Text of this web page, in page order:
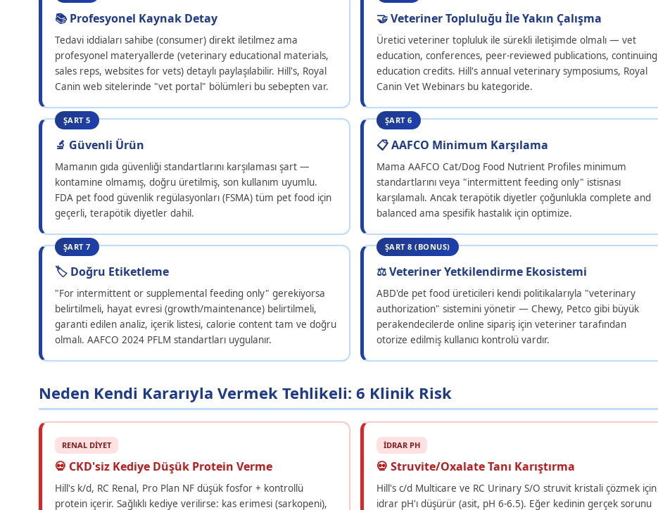
📚 Profesyonel Kaynak Detay
Tedavi iddiaları sahibe (consumer) direkt iletilmez ama
profesyonel materyallerde (veterinary educational materials,
sales reps, websites for vets) detaylı paylaşılabilir. Hill's, Royal
Canin web sitelerinde "vet portal" bölümleri bu sebepten var.
🤝 Veteriner Topluluğu İle Yakın Çalışma
Üretici veteriner topluluk ile sürekli iletişimde olmalı — vet
education, conferences, peer-reviewed publications, continuing
education credits. Hill's annual veterinary symposiums, Royal
Canin Vet Webinars bu kategoride.
ŞART 5
🔬 Güvenli Ürün
Mamanın gıda güvenliği standartlarını karşılaması şart —
kontamine olmamış, doğru üretilmiş, son kullanım uyumlu.
FDA pet food güvenlik regülasyonları (FSMA) tüm pet food için
geçerli, terapötik diyetler dahil.
ŞART 6
📋 AAFCO Minimum Karşılama
Mama AAFCO Cat/Dog Food Nutrient Profiles minimum
standartlarını veya "intermittent feeding only" istisnası
karşılamalı. Ancak terapötik diyetler çoğunlukla complete and
balanced ama spesifik hastalık için optimize.
ŞART 7
🏷️ Doğru Etiketleme
"For intermittent or supplemental feeding only" gerekiyorsa
belirtilmeli, hayat evresi (growth/maintenance) belirtilmeli,
garanti edilen analiz, içerik listesi, calorie content tam ve doğru
olmalı. AAFCO 2024 PFLM standartları uygulanır.
ŞART 8 (BONUS)
⚖️ Veteriner Yetkilendirme Ekosistemi
ABD'de pet food üreticileri kendi politikalarıyla "veterinary
authorization" sistemini yönetir — Chewy, Petco gibi büyük
perakendecilerde online sipariş için veteriner tarafından
otorize edilmiş kullanıcı kontrolü vardır.
Neden Kendi Kararıyla Vermek Tehlikeli: 6 Klinik Risk
RENAL DİYET
💀 CKD'siz Kediye Düşük Protein Verme
Hill's k/d, RC Renal, Pro Plan NF düşük fosfor + kontrollü
protein içerir. Sağlıklı kediye verilirse: kas erimesi (sarkopeni),
İDRAR PH
💀 Struvite/Oxalate Tanı Karıştırma
Hill's c/d Multicare ve RC Urinary S/O struvit kristali çözmek için
idrar pH'ı düşürür (asit, pH 6-6.5). Eğer kedinin gerçek sorunu